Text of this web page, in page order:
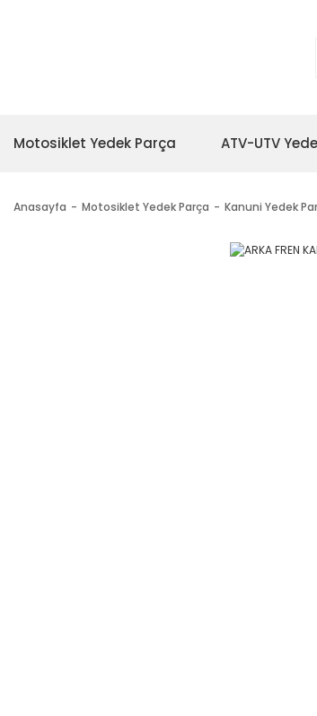
Motosiklet Yedek Parça ATV-UTV
Anasayfa Motosiklet Yedek Parça Kanuni Yedek